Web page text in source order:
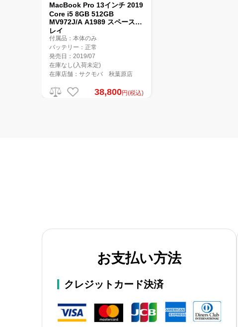
MacBook Pro 13インチ 2019
Core i5 8GB 512GB
MV972J/A A1989 スペースグ
レイ
付属品：本体のみ
バッテリー：正常
発売日：2019/07
在庫なし(入荷未定)
在庫店舗：サクモバ 秋葉原店
38,800円(税込)
お支払い方法
クレジットカード決済